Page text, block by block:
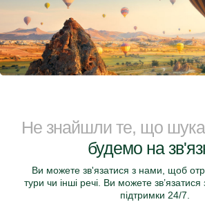
Не знайшли те, що
будемо на
Ви можете зв'язатися з нами, щоб
тури чи інші речі. Ви можете
підтримки 24/7.